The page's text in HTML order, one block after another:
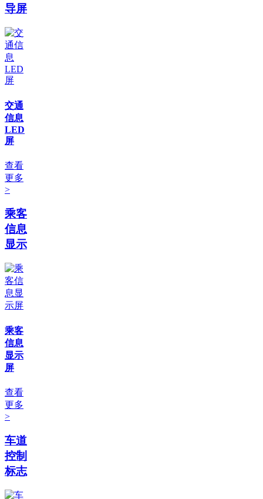
导屏
交通
信息
LED
屏
查看
更多
>
乘客
信息
显示
乘客
信息
显示
屏
查看
更多
>
车道
控制
标志